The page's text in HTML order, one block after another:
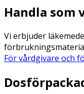
Handla som
Vi erbjuder
För vårdgivare och